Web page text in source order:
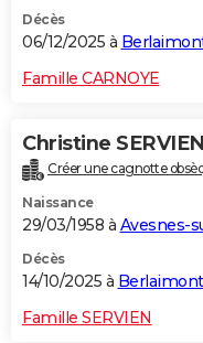
Décès
06/12/2025 à
Famille CARNOYE
Christine SERVIEN
Créer une cagnotte
Naissance
29/03/1958 à Avesnes-
Décès
14/10/2025 à Berlaimont
Famille SERVIEN